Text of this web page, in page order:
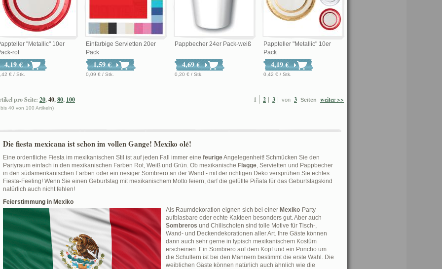
"Metallic" 10er
rot
4,19 €
€ / Stk.
Einfarbige Servietten 20er
Pack
1,59 €
0,09 € / Stk.
Pappbecher 24er Pack-weiß
4,69 €
0,20 € / Stk.
Pappteller "Metallic" 10er
Pack
4,19 €
0,42 € / Stk.
pro Seite: 20,40,80, 100
40 von 100 Artikeln)
1 2 3 von 3 Seiten weiter >>
Die fiesta mexicana ist schon im vollen Gange! Mexiko olé!
Eine ordentliche Fiesta im mexikanischen Stil ist auf jeden Fall immer eine feurigeAngelegenheit! Schmücken Sie den
Partyraum einfach in den mexikanischen Farben Rot, Weiß und Grün. Ob mexikanische Flagge, Servietten und Pappbecher
in den südamerikanischen Farben oder ein riesiger Sombrero an der Wand - mit der richtigen Deko versprühen Sie echtes
Fiesta-Feeling! Wenn Sie einen Geburtstag mit mexikanischem Motto feiern, darf die gefüllte Piñata für das Geburtstagskind
natürlich auch nicht fehlen!
Feierstimmung in Mexiko
Als Raumdekoration eignen sich bei einer Mexiko-Party
aufblasbare oder echte Kakteen besonders gut. Aber auch
Sombreros und Chilischoten sind tolle Motive für Tisch-,
Wand- und Deckendekorationen aller Art. Ihre Gäste können
dann auch sehr gerne in typisch mexikanischem Kostüm
erscheinen. Ein Sombrero auf dem Kopf und ein Poncho um
die Schultern ist bei den Männern bestimmt die erste Wahl. Die
weiblichen Gäste können natürlich auch ähnlich wie die